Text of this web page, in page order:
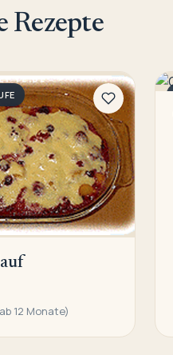
Rezepte
12 Monate)